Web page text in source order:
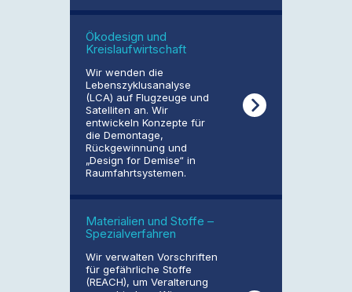
Ökodesign und
Kreislaufwirtschaft
Wir wenden die
Lebenszyklusanalyse
(LCA) auf Flugzeuge und
Satelliten an. Wir
entwickeln Konzepte für
die Demontage,
Rückgewinnung und
„Design for Demise“ in
Raumfahrtsystemen.
Materialien und Stoffe –
Spezialverfahren
Wir verwalten Vorschriften
für gefährliche Stoffe
(REACH), um Veralterung